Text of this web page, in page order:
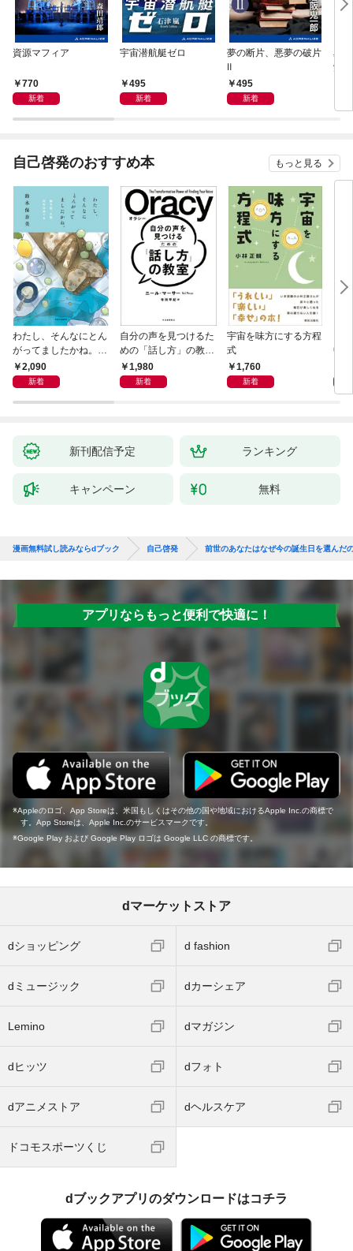
資源マフィア
770
新着
宇宙潜航艇ゼロ
495
新着
夢の断片、悪夢の破片
Ⅱ
495
新着
星
覚
自己啓発のおすすめ本 もっと見る
わたし、そんなにとん
がってましたかね。
獅子座、Ａ型、丙午は
めぐる
2,090
新着
自分の声を見つけるた
めの「話し方」の教
室 Ｏｒａｃｙ（オラ
シー）
1,980
新着
宇宙を味方にする方程
式
1,760
新着
中
術
新刊配信予定 ランキング
キャンペーン 無料
漫画無料試し読みならdブック 自己啓発 前世のあなたはなぜ今の誕生日を選んだ
アプリならもっと便利で快適に！
Appleのロゴ、App Storeは、米国もしくはその他の国や地域におけるApple Inc.の商標で
す。App Storeは、Apple Inc.のサービスマークです。
Google Play および Google Play ロゴは Google LLC の商標です。
dマーケットストア
dショッピング d fashion
dミュージック dカーシェア
Lemino dマガジン
dヒッツ dフォト
dアニメストア dヘルスケア
ドコモスポーツくじ
dブックアプリのダウンロードはコチラ